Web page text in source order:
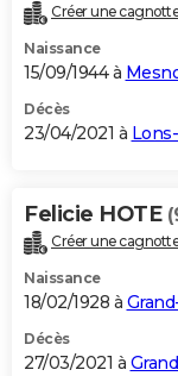
Créer une
Naissance
15/09/1944 à
Décès
23/04/2021 à
Felicie HOTE
Créer une
Naissance
18/02/1928 à
Décès
27/03/2021 à